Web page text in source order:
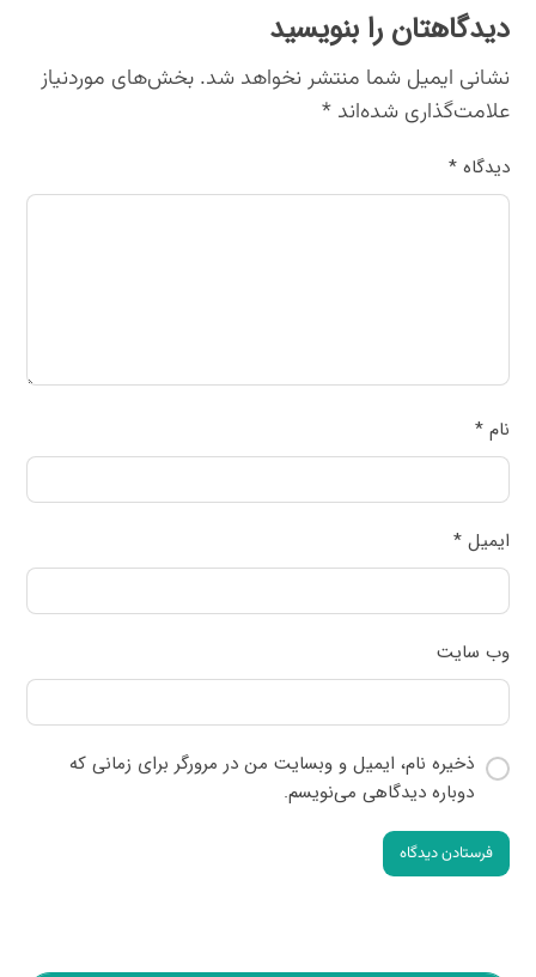
دیدگاهتان را بنویسید
نشانی ایمیل شما منتشر نخواهد شد. بخش‌های موردنیاز
علامت‌گذاری شده‌اند*
دیدگاه*
نام*
ایمیل*
وب‌ سایت
ذخیره نام، ایمیل و وبسایت من در مرورگر برای زمانی که
دوباره دیدگاهی می‌نویسم.
فرستادن دیدگاه